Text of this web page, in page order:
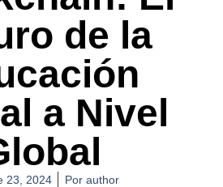
de la
a Nivel
23, 2024 Porauthor